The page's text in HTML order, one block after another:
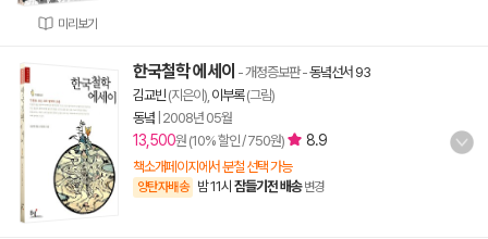
미리보기
한국철학 에세이 - 개정증보판-동녘선서 93
김교빈 (지은이), 이부록(그림)
동녘 2008년 05월
13,500원 (10% 할인 / 750원) 8.9
책소개페이지에서 분철 선택 가능
양탄자배송 밤 11시 잠들기전 배송 변경